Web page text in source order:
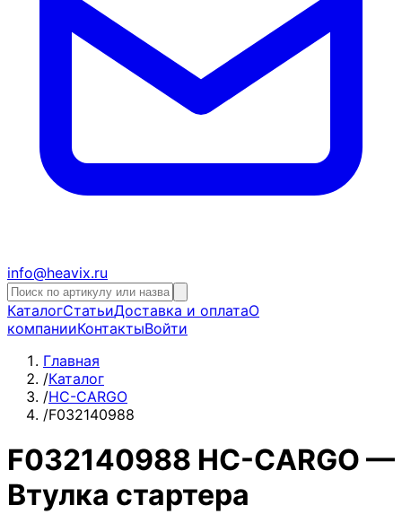
info@heavix.ru
КаталогСтатьиДоставка и оплатаО
компанииКонтактыВойти
Главная
/Каталог
/HC-CARGO
/F032140988
F032140988 HC-CARGO —
Втулка стартера